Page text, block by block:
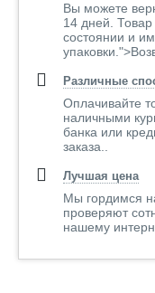
Вы можете
14 дней.
состоянии и
Различные
Оплачивайте
наличными
банка или
заказа..
Лучшая цена
Мы гордимся
проверяют
нашему